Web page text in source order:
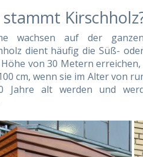
wachsen auf der
dient häufig die Süß-
von 30 Metern
cm, wenn sie im Alter von
Jahre alt werden und